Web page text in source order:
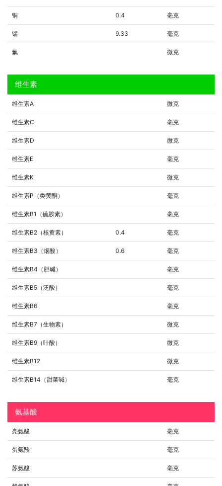
铜 0.4 毫克
锰 9.33 毫克
氟 微克
维生素
维生素A 微克
维生素C 毫克
维生素D 微克
维生素E 毫克
维生素K 微克
维生素P（类黄酮） 毫克
维生素B1（硫胺素） 毫克
维生素B2（核黄素） 0.4 毫克
维生素B3（烟酸） 0.6 毫克
维生素B4（胆碱） 毫克
维生素B5（泛酸） 毫克
维生素B6 毫克
维生素B7（生物素） 微克
维生素B9（叶酸） 微克
维生素B12 微克
维生素B14（甜菜碱） 毫克
氨基酸
亮氨酸 毫克
蛋氨酸 毫克
苏氨酸 毫克